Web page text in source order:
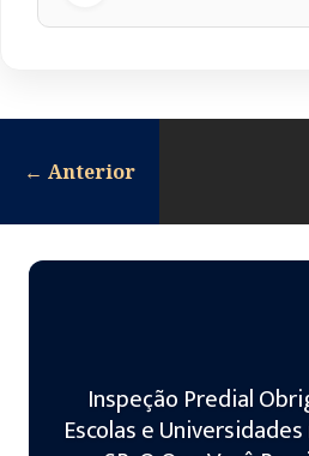
← Anterior
Inspeção Predial
Escolas e